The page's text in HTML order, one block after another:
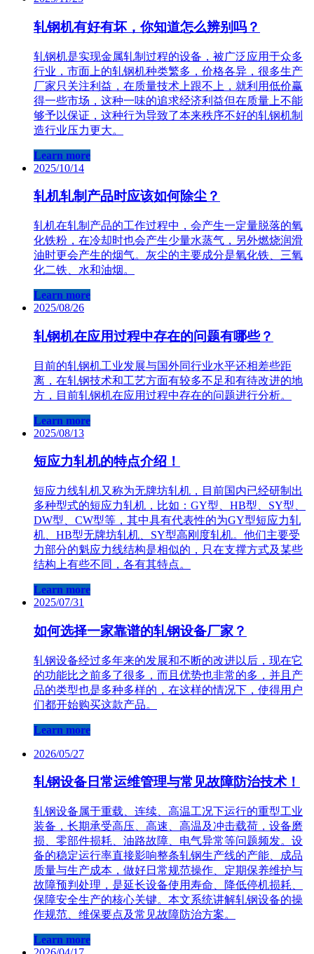
轧钢机有好有坏，你知道怎么辨别吗？
轧钢​机是实现金属轧制过程的设备，被广泛应用于众多
行业，市面上的轧钢机种类繁多，价格各异，很多生产
厂家只关注利益，在质量技术上跟不上，就利用低价赢
得一些市场，这种一味的追求经济利益但在质量上不能
够予以保证，这种行为导致了本来秩序不好的轧钢机制
造行业压力更大。
Learn more
2025/10/14
轧​机轧制产品时应该如何除尘？
轧​机在轧制产品的工作过程中，会产生一定量脱落的氧
化铁粉，在冷却时也会产生少量水蒸气，另外燃烧润滑
油时更会产生的烟气。灰尘的主要成分是氧化铁、三氧
化二铁、水和油烟。
Learn more
2025/08/26
轧钢机在应用过程中存在的问题有哪些？
目前的轧钢机工业发展与国外同行业水平还相差些距
离，在轧钢技术和工艺方面有较多不足和有待改进的地
方，目前轧钢机在应用过程中存在的问题进行分析。
Learn more
2025/08/13
短应力轧机的特点介绍！
短应力线轧机又称为无牌坊轧机，目前国内已经研制出
多种型式的短应力轧机，比如：GY型、HB型、SY型、
DW型、CW型等，其中具有代表性的为GY型短应力轧
机、HB型无牌坊轧机、SY型高刚度轧机。他们主要受
力部分的魁应力线结构是相似的，只在支撑方式及某些
结构上有些不同，各有其特点。
Learn more
2025/07/31
如何选择一家靠谱的轧钢设备厂家？
轧钢设备经过多年来的发展和不断的改进以后，现在它
的功能比之前多了很多，而且优势也非常的多，并且产
品的类型也是多种多样的，在这样的情况下，使得用户
们都开始购买这款产品。
Learn more
2026/05/27
轧钢设备日常运维管理与常见故障防治技术！
轧钢设备属于重载、连续、高温工况下运行的重型工业
装备，长期承受高压、高速、高温及冲击载荷，设备磨
损、零部件损耗、油路故障、电气异常等问题频发。设
备的稳定运行率直接影响整条轧钢生产线的产能、成品
质量与生产成本，做好日常规范操作、定期保养维护与
故障预判处理，是延长设备使用寿命、降低停机损耗、
保障安全生产的核心关键。本文系统讲解轧钢设备的操
作规范、维保要点及常见故障防治方案。
Learn more